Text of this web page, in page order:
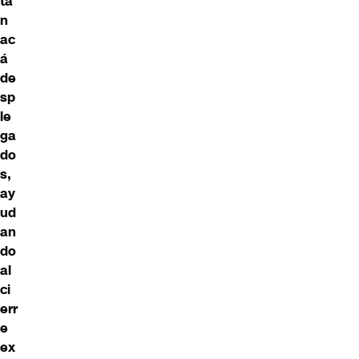
n
ac
á
de
sp
le
ga
do
s,
ay
ud
an
do
al
ci
err
e
ex